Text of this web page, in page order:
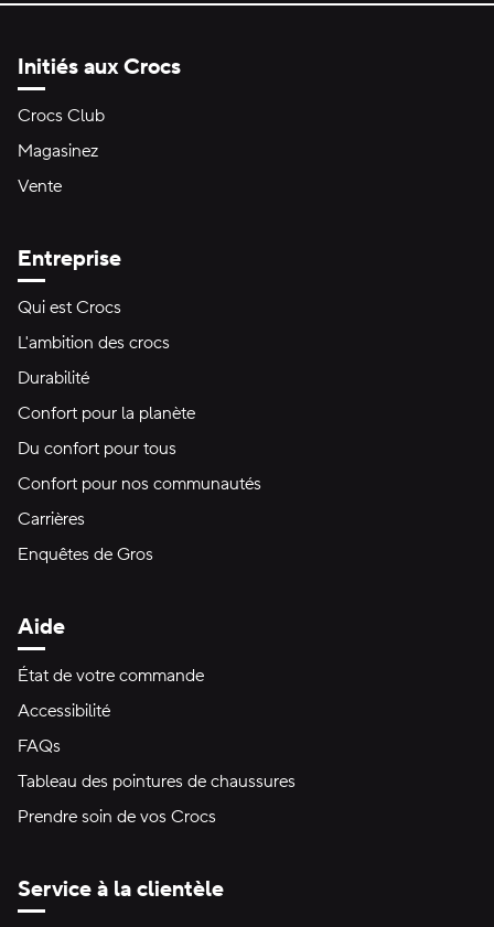
Initiés aux Crocs
Crocs Club
Magasinez
Vente
Entreprise
Qui est Crocs
L'ambition des crocs
Durabilité
Confort pour la planète
Du confort pour tous
Confort pour nos communautés
Carrières
Enquêtes de Gros
Aide
État de votre commande
Accessibilité
FAQs
Tableau des pointures de chaussures
Prendre soin de vos Crocs
Service à la clientèle